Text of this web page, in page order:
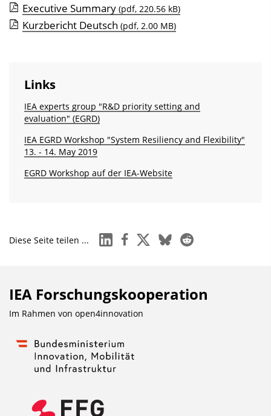
Executive Summary (pdf, 220.56 kB)
Kurzbericht Deutsch (pdf, 2.00 MB)
Links
IEA experts group "R&D priority setting and
evaluation" (EGRD)
IEA EGRD Workshop "System Resiliency and Flexibility"
13. - 14. May 2019
EGRD Workshop auf der IEA-Website
Diese Seite teilen ... linkedinfacebook
x blueskyreddit
IEA Forschungs­kooperation
Im Rahmen von open4innovation